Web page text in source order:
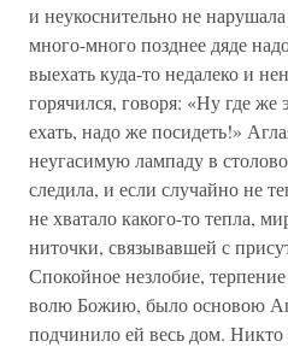
и неукоснительно не
много-много позднее дяде
выехать куда-то недалеко и
горячился, говоря: «Ну где же
ехать, надо же посидеть!»
неугасимую лампаду в
следила, и если случайно не
не хватало какого-то тепла,
ниточки, связывавшей с
Спокойное незлобие,
волю Божию, было основою
подчинило ей весь дом.